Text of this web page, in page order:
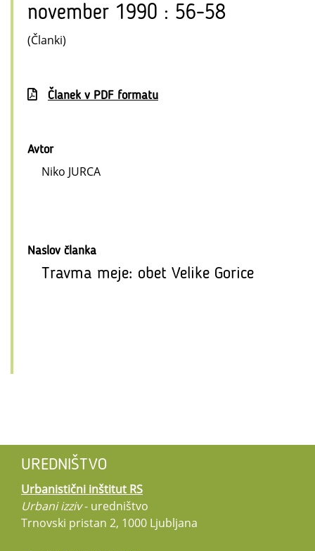
november 1990 : 56-58
(Članki)
Članek v PDF formatu
Avtor
Niko JURCA
Naslov članka
Travma meje: obet Velike Gorice
UREDNIŠTVO
Urbanistični inštitut RS
Urbani izziv- uredništvo
Trnovski pristan 2, 1000 Ljubljana